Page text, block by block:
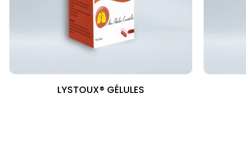
LYSTOUX® GÉLULES